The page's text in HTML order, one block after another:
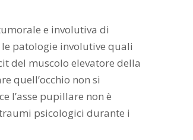
e involutiva di
patologie involutive quali
del muscolo elevatore della
quell’occhio non si
l’asse pupillare non è
psicologici durante i